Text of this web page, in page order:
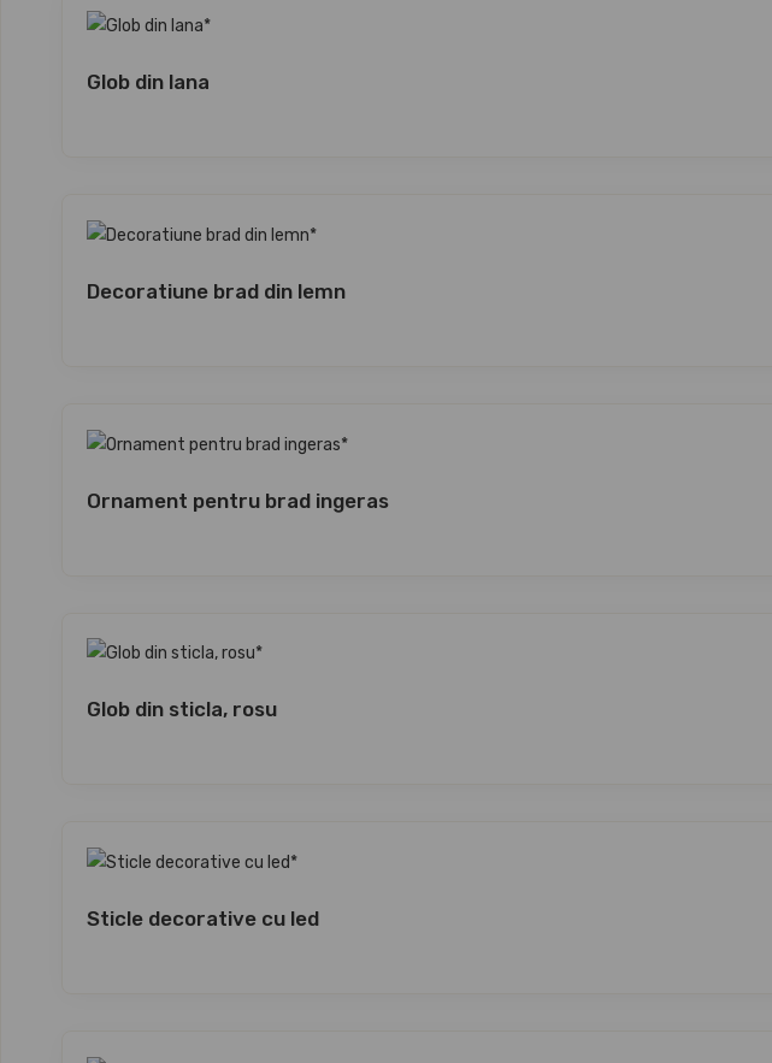
Glob din lana
Decoratiune brad din lemn
Ornament pentru brad ingeras
Glob din sticla, rosu
Sticle decorative cu led